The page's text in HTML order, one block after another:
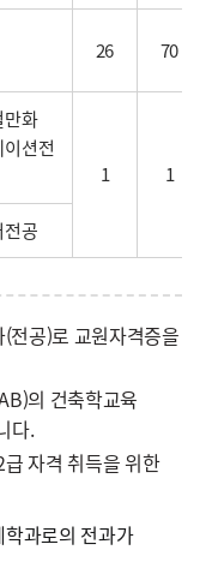
26 70
만화
션전
1 1
공
전공)로 교원자격증을
의 건축학교육
다.
자격 취득을 위한
과로의 전과가